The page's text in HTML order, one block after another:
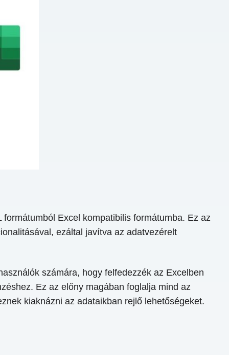
Excel kompatibilis formátumba. Ez az
ezáltal javítva az adatvezérelt
számára, hogy felfedezzék az Excelben
Ez az előny magában foglalja mind az
kiaknázni az adataikban rejlő lehetőségeket.